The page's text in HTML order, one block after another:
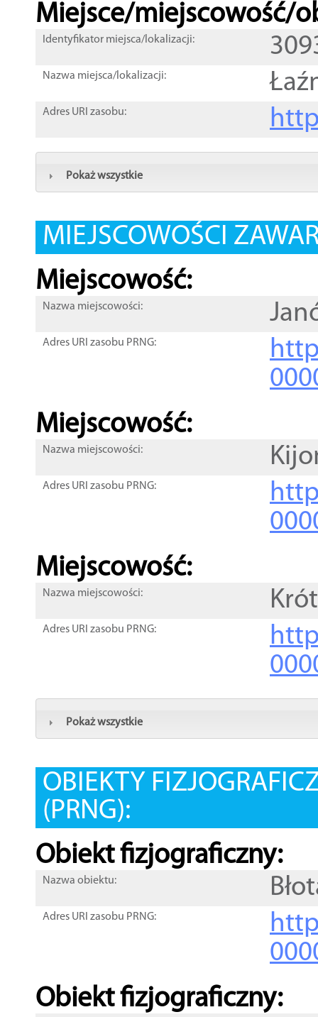
Miejsce/miejscowość/
Identyfikator miejsca/lokalizacji:
Nazwa miejsca/lokalizacji:
Adres URI zasobu:
Pokaż wszystkie
MIEJSCOWOŚCI
Miejscowość:
Nazwa miejscowości:
Adres URI zasobu PRNG:
Miejscowość:
Nazwa miejscowości:
Adres URI zasobu PRNG:
Miejscowość:
Nazwa miejscowości:
Adres URI zasobu PRNG:
Pokaż wszystkie
OBIEKTY
(PRNG):
Obiekt fizjograficzny:
Nazwa obiektu:
Adres URI zasobu PRNG:
Obiekt fizjograficzny: